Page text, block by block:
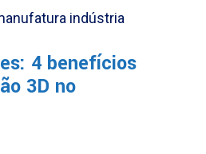
4 benefícios
3D no